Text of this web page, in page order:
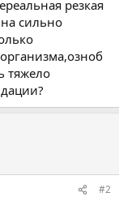
резкая
сильно
тяжело
#2